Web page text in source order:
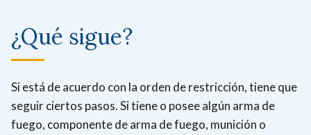
¿Qué sigue?
Si está de acuerdo con la orden de restricción, tiene que
seguir ciertos pasos. Si tiene o posee algún arma de
fuego, componente de arma de fuego, munición o